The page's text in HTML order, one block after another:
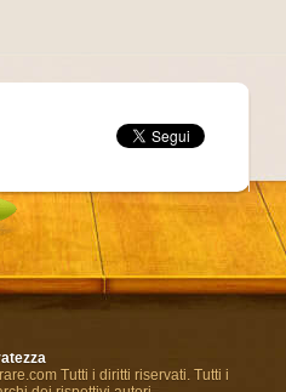
Tutti i diritti riservati. Tutti i